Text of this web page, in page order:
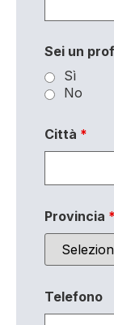
Sei un
Sì
No
Città *
Provincia *
Telefono